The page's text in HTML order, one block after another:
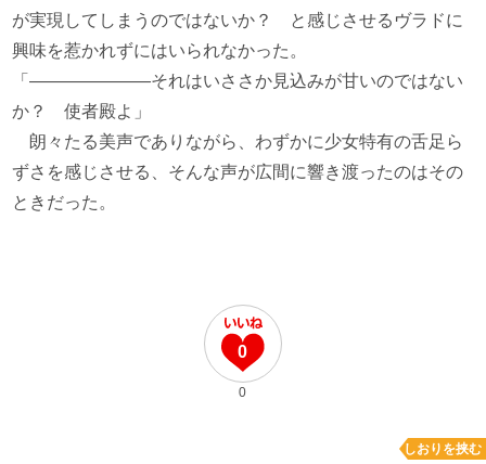
が実現してしまうのではないか？ と感じさせるヴラドに
興味を惹かれずにはいられなかった。
「―――――――それはいささか見込みが甘いのではない
か？ 使者殿よ」
朗々たる美声でありながら、わずかに少女特有の舌足ら
ずさを感じさせる、そんな声が広間に響き渡ったのはその
ときだった。
0
0
しおりを挟む